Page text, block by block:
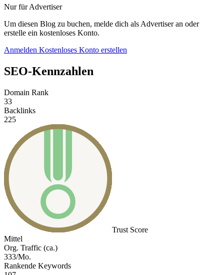
Nur für Advertiser
Um diesen Blog zu buchen, melde dich als Advertiser an oder
erstelle ein kostenloses Konto.
Anmelden Kostenloses Konto erstellen
SEO-Kennzahlen
Domain Rank
33
Backlinks
225
Trust Score
Mittel
Org. Traffic (ca.)
333/Mo.
Rankende Keywords